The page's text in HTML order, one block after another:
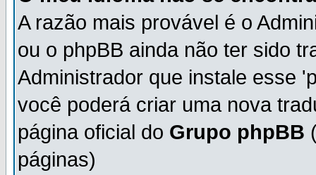
A razão mais provável é o
ou o phpBB ainda não ter sido
Administrador que instale esse
você poderá criar uma nova
página oficial do Grupo phpBB
páginas)